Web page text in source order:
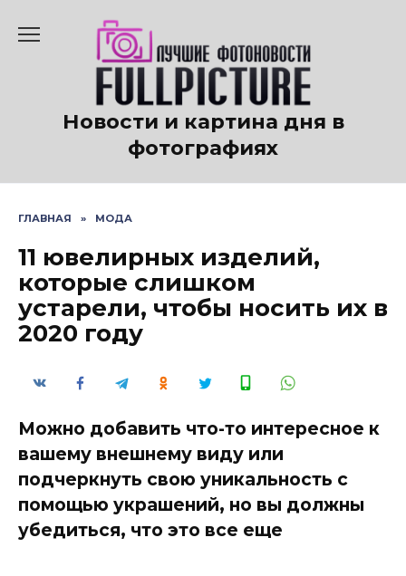
содержанию
Новости и картина дня в
фотографиях
ГЛАВНАЯ » МОДА
11 ювелирных изделий,
которые слишком
устарели, чтобы носить их в
2020 году
Можно добавить что-то интересное к
вашему внешнему виду или
подчеркнуть свою уникальность с
помощью украшений, но вы должны
убедиться, что это все еще